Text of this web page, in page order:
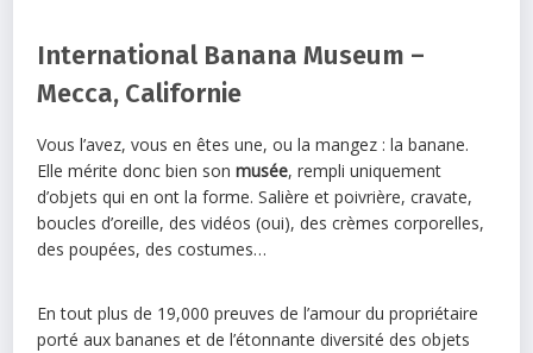
International Banana Museum –
Mecca, Californie
Vous l’avez, vous en êtes une, ou la mangez : la banane.
Elle mérite donc bien son musée, rempli uniquement
d’objets qui en ont la forme. Salière et poivrière, cravate,
boucles d’oreille, des vidéos (oui), des crèmes corporelles,
des poupées, des costumes…
En tout plus de 19,000 preuves de l’amour du propriétaire
porté aux bananes et de l’étonnante diversité des objets